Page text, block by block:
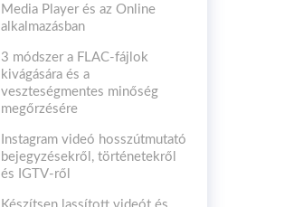
Media Player és az Online
alkalmazásban
3 módszer a FLAC-fájlok
kivágására és a
veszteségmentes minőség
megőrzésére
Instagram videó hosszútmutató
bejegyzésekről, történetekről
és IGTV-ről